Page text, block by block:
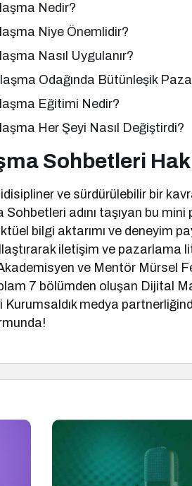
Nedir?
Niye Önemlidir?
Nasıl Uygulanır?
Odağında Bütünleşik
Eğitimi Nedir?
Her Şeyi Nasıl Değiştirdi?
Sohbetleri
ve sürdürülebilir bir
adını taşıyan bu
bilgi aktarımı ve deneyim
iletişim ve
ve Mentör Mürsel
7 bölümden oluşan Dijital
medya